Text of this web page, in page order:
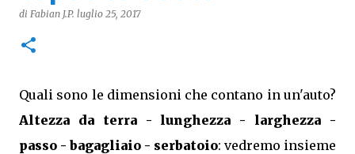
di Fabian J.P. luglio 25, 2017
Quali sono le dimensioni che contano in un'auto?
Altezza da terra - lunghezza - larghezza -
passo - bagagliaio - serbatoio: vedremo insieme